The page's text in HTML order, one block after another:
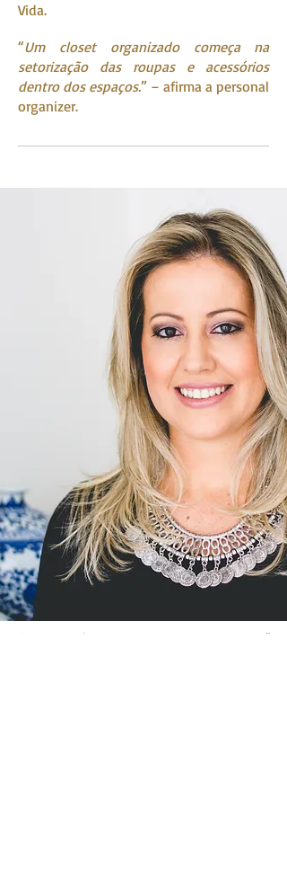
Vida.
“Um closet organizado começa na
setorização das roupas e acessórios
dentro dos espaços.” – afirma a personal
organizer.
“Organizar é a arte de transformar espaços.”